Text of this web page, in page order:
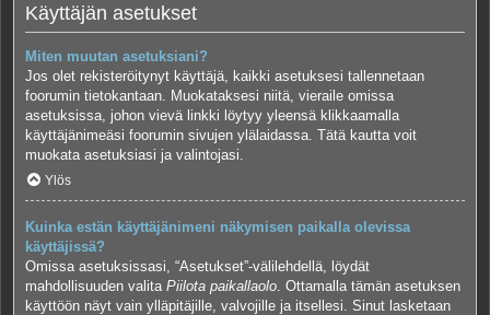
Käyttäjän asetukset
Miten muutan asetuksiani?
Jos olet rekisteröitynyt käyttäjä, kaikki asetuksesi tallennetaan
foorumin tietokantaan. Muokataksesi niitä, vieraile omissa
asetuksissa, johon vievä linkki löytyy yleensä klikkaamalla
käyttäjänimeäsi foorumin sivujen ylälaidassa. Tätä kautta voit
muokata asetuksiasi ja valintojasi.
Ylös
Kuinka estän käyttäjänimeni näkymisen paikalla olevissa
käyttäjissä?
Omissa asetuksissasi, “Asetukset”-välilehdellä, löydät
mahdollisuuden valita Piilota paikallaolo . Ottamalla tämän asetuksen
käyttöön näyt vain ylläpitäjille, valvojille ja itsellesi. Sinut lasketaan